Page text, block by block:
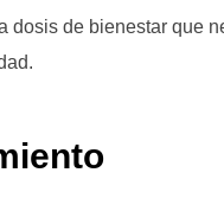
dosis de bienestar que